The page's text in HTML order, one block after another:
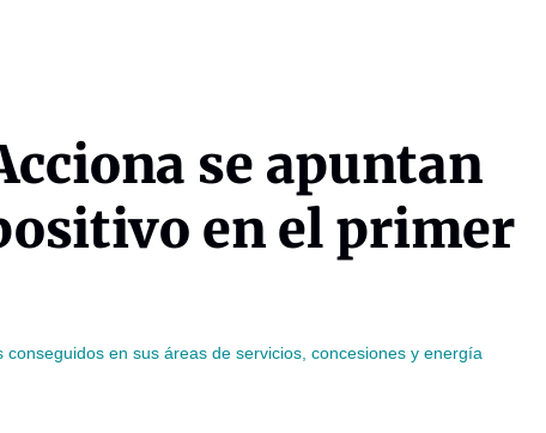
se apuntan
en el primer
en sus áreas de servicios, concesiones y energía